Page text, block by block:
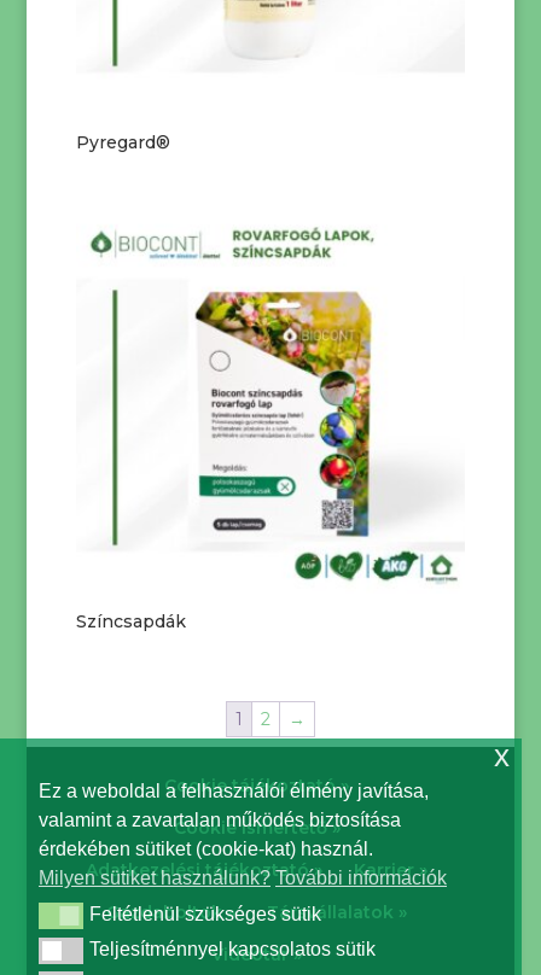
Ez a weboldal a felhasználói élmény javítása,
valamint a zavartalan működés biztosítása
érdekében sütiket (cookie-kat) használ.
Milyen sütiket használunk? További információk
Feltétlenül szükséges sütik
Feltétlenül szükséges sütik
Teljesítménnyel kapcsolatos sütik
Teljesítménnyel kapcsolatos sütik
x
Pyregard®
Színcsapdák
1 2 →
Cookie tájékoztató »
Cookie ismertető »
Adatkezelési tájékoztató »
Karrier »
Gazdaboltok »
Társvállalatok »
Videótár »